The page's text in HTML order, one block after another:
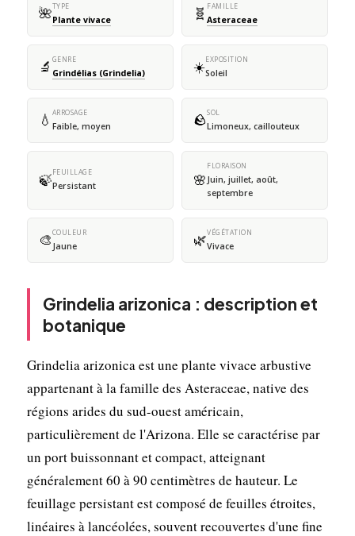
🌺TYPE
Plante vivace 🧬 FAMILLE
Asteraceae
🔬 GENRE
Grindélias (Grindelia) ☀️EXPOSITION
Soleil
💧 ARROSAGE
Faible, moyen 🪨SOL
Limoneux, caillouteux
🍃FEUILLAGE
Persistant 🌸
FLORAISON
Juin, juillet, août,
septembre
🎨COULEUR
Jaune 🌿VÉGÉTATION
Vivace
Grindelia arizonica : description et
botanique
Grindelia arizonica est une plante vivace arbustive
appartenant à la famille des Asteraceae, native des
régions arides du sud-ouest américain,
particulièrement de l'Arizona. Elle se caractérise par
un port buissonnant et compact, atteignant
généralement 60 à 90 centimètres de hauteur. Le
feuillage persistant est composé de feuilles étroites,
linéaires à lancéolées, souvent recouvertes d'une fine